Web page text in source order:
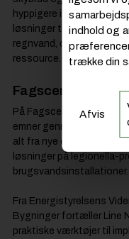
hyppigere i fremtiden.
løsninger til opsamling,
regnvand, der muliggør
ressource.
Fagscenen:
På Fagscenen i år vil
emner gennem alle 3
alt fra nye energikrav i
løsninger på legionella-
brugsvandsinstallationer.
Fra Energistyrelsens
Bygninger fortæller Line
praktiske værktøjer til
indhold og
trække din
Afvis